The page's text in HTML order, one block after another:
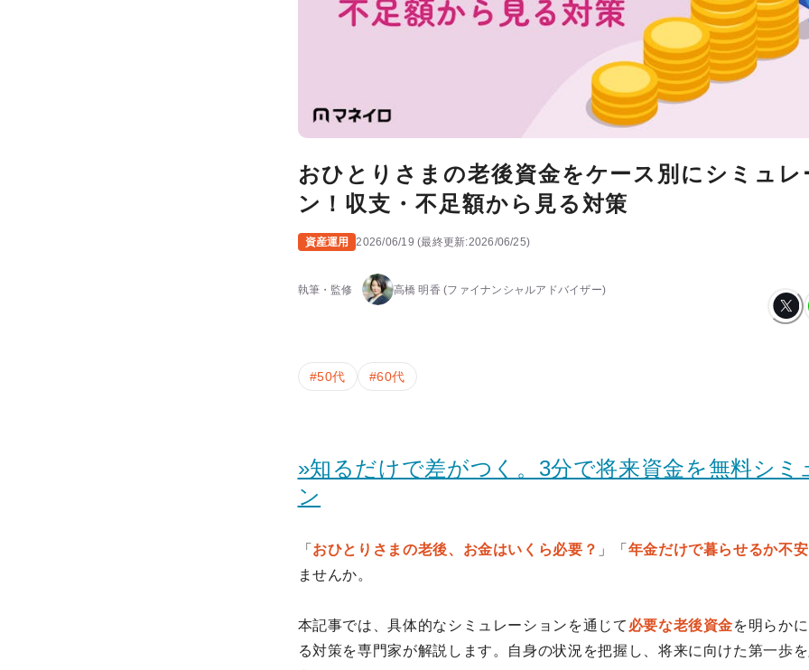
おひとりさまの老後資金をケース別にシミュレ
ン！収支・不足額から見る対策
資産運用 2026/06/19 (最終更新:2026/06/25)
執筆・監修 高橋 明香(ファイナンシャルアドバイザー)
#50代 #60代
»知るだけで差がつく。3分で将来資金を無料シミ
ン
「 おひとりさまの老後、お金はいくら必要？ 」「 年金だけで暮らせるか不
ませんか。
本記事では、具体的なシミュレーションを通じて 必要な老後資金を明らか
る対策を専門家が解説します。自身の状況を把握し、将来に向けた第一歩